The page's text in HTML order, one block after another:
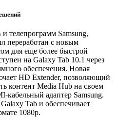
телепрограмм Samsung,
переработан с новым
для еще более быстрой
на Galaxy Tab 10.1 через
обеспечения. Новая
HD Extender, позволяющий
контент Media Hub на своем
кабельный адаптер Samsung.
Tab и обеспечивает
1080p.